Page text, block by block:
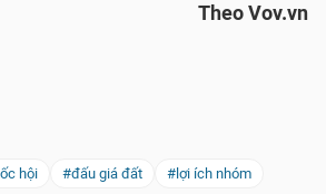
Theo Vov.vn
hội
#đấu giá đất
#lợi ích nhóm